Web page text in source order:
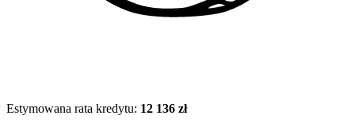
Estymowana rata kredytu: 12 136 zł